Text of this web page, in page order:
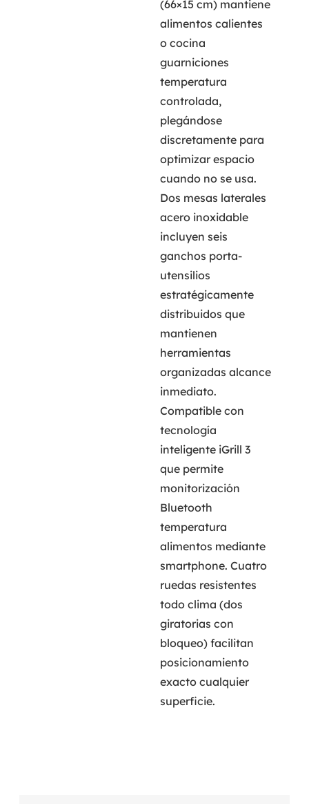
(66×15 cm) mantiene
alimentos calientes
o cocina
guarniciones
temperatura
controlada,
plegándose
discretamente para
optimizar espacio
cuando no se usa.
Dos mesas laterales
acero inoxidable
incluyen seis
ganchos porta-
utensilios
estratégicamente
distribuidos que
mantienen
herramientas
organizadas alcance
inmediato.
Compatible con
tecnología
inteligente iGrill 3
que permite
monitorización
Bluetooth
temperatura
alimentos mediante
smartphone. Cuatro
ruedas resistentes
todo clima (dos
giratorias con
bloqueo) facilitan
posicionamiento
exacto cualquier
superficie.